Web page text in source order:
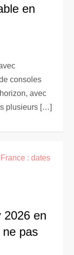
en
consoles
avec
plusieurs […]
2026 en
pas